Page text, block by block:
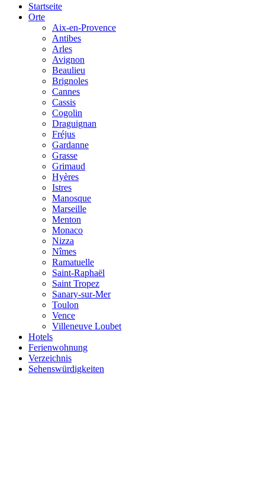
Startseite
Orte
Aix-en-Provence
Antibes
Arles
Avignon
Beaulieu
Brignoles
Cannes
Cassis
Cogolin
Draguignan
Fréjus
Gardanne
Grasse
Grimaud
Hyères
Istres
Manosque
Marseille
Menton
Monaco
Nizza
Nîmes
Ramatuelle
Saint-Raphaël
Saint Tropez
Sanary-sur-Mer
Toulon
Vence
Villeneuve Loubet
Hotels
Ferienwohnung
Verzeichnis
Sehenswürdigkeiten